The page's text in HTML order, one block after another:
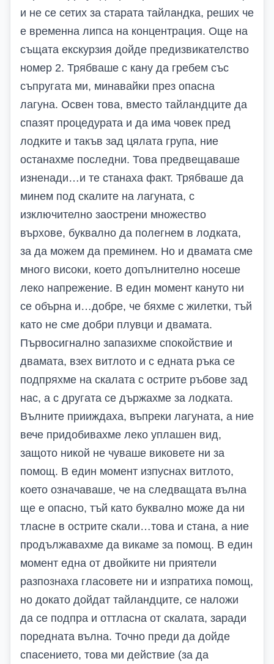
и не се сетих за старата тайландка, реших че
е временна липса на концентрация. Още на
същата екскурзия дойде предизвикателство
номер 2. Трябваше с кану да гребем със
съпругата ми, минавайки през опасна
лагуна. Освен това, вместо тайландците да
спазят процедурата и да има човек пред
лодките и такъв зад цялата група, ние
останахме последни. Това предвещаваше
изненади…и те станаха факт. Трябваше да
минем под скалите на лагуната, с
изключително заострени множество
върхове, буквално да полегнем в лодката,
за да можем да преминем. Но и двамата сме
много високи, което допълнително носеше
леко напрежение. В един момент кануто ни
се обърна и…добре, че бяхме с жилетки, тъй
като не сме добри плувци и двамата.
Първосигнално запазихме спокойствие и
двамата, взех витлото и с едната ръка се
подпряхме на скалата с острите ръбове зад
нас, а с другата се държахме за лодката.
Вълните прииждаха, въпреки лагуната, а ние
вече придобивахме леко уплашен вид,
защото никой не чуваше виковете ни за
помощ. В един момент изпуснах витлото,
което означаваше, че на следващата вълна
ще е опасно, тъй като буквално може да ни
тласне в острите скали…това и стана, а ние
продължавахме да викаме за помощ. В един
момент една от двойките ни приятели
разпознаха гласовете ни и изпратиха помощ,
но докато дойдат тайландците, се наложи
да се подпра и оттласна от скалата, заради
поредната вълна. Точно преди да дойде
спасението, това ми действие (за да